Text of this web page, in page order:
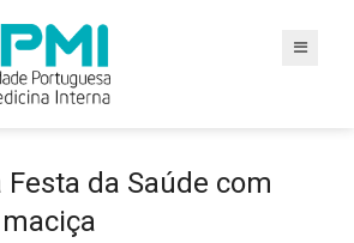
Festa da Saúde com